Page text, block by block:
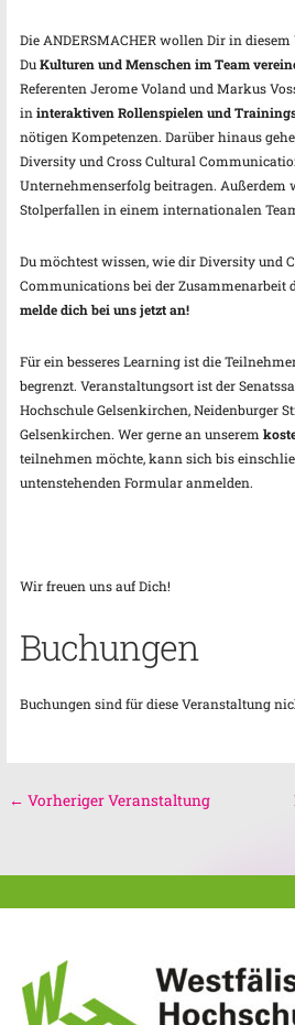
Die ANDERSMACHER wollen Dir in
DuKulturen und Menschen im Team
Referenten Jerome Voland und Markus
ininteraktiven Rollenspielen und
nötigen Kompetenzen. Darüber hinaus
Diversity und Cross Cultural
Unternehmenserfolg beitragen. Außerdem
Stolperfallen in einem internationalen
Du möchtest wissen, wie dir Diversity und
Communications bei der Zusammenarbeit
melde dich bei uns jetzt an!
Für ein besseres Learning ist die
begrenzt. Veranstaltungsort ist der
Hochschule Gelsenkirchen, Neidenburger
Gelsenkirchen. Wer gerne an unserem
teilnehmen möchte, kann sich bis
untenstehenden Formular anmelden.
Wir freuen uns auf Dich!
Buchungen
Buchungen sind für diese Veranstaltung
← Vorheriger Veranstaltung